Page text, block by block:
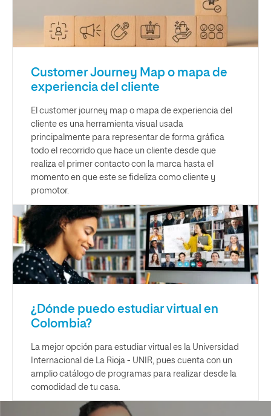
Customer Journey Map o mapa de
experiencia del cliente
El customer journey map o mapa de experiencia del
cliente es una herramienta visual usada
principalmente para representar de forma gráfica
todo el recorrido que hace un cliente desde que
realiza el primer contacto con la marca hasta el
momento en que este se fideliza como cliente y
promotor.
¿Dónde puedo estudiar virtual en
Colombia?
La mejor opción para estudiar virtual es la Universidad
Internacional de La Rioja - UNIR, pues cuenta con un
amplio catálogo de programas para realizar desde la
comodidad de tu casa.